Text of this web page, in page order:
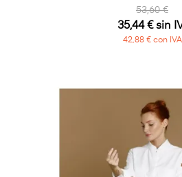
53,60 €
35,44 € sin
42,88 € con IVA